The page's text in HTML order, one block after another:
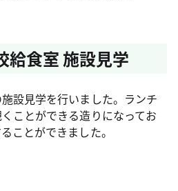
給食室 施設見学
設見学を行いました。ランチ
ことができる造りになってお
ことができました。